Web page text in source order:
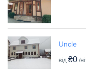
Uncle
від ₴0 /